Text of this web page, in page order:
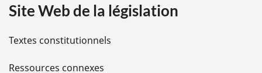
i
l
s
Site Web de la législation
Textes constitutionnels
Ressources connexes